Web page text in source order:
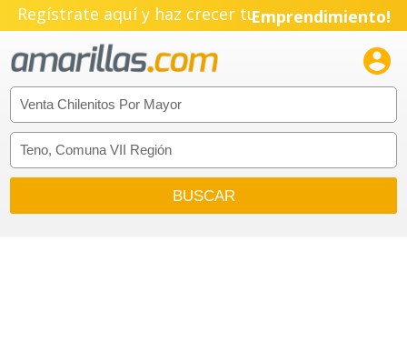
Regístrate aquí y haz crecer tuEmprendimiento!
